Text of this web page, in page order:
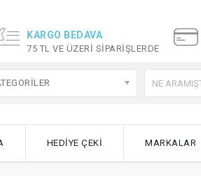
KARGO BEDAVA
75 TL VE ÜZERI SIPARIŞLERDE
HEDIYE ÇEKI MARKALAR